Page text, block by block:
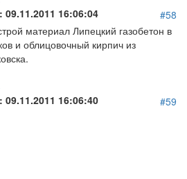
09.11.2011 16:06:04
#58
материал Липецкий газобетон в
и облицовочный кирпич из
09.11.2011 16:06:40 #59